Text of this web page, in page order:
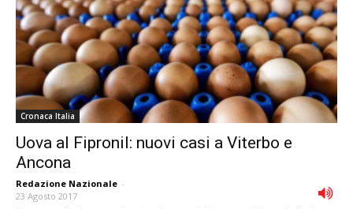
Cronaca Italia
Uova al Fipronil: nuovi casi a Viterbo e
Ancona
Redazione Nazionale -
23 Agosto 2017